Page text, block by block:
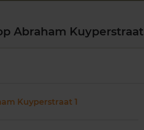
Abraham Kuyperstraat
Kuyperstraat 1